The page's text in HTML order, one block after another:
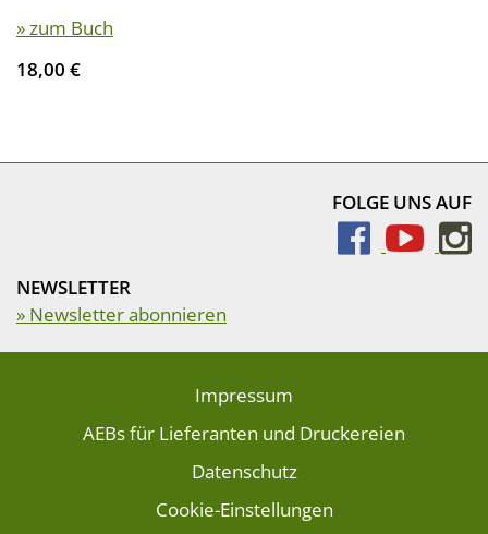
» zum Buch
18,00 €
FOLGE UNS AUF
NEWSLETTER
» Newsletter abonnieren
Impressum
AEBs für Lieferanten und Druckereien
Datenschutz
Cookie-Einstellungen